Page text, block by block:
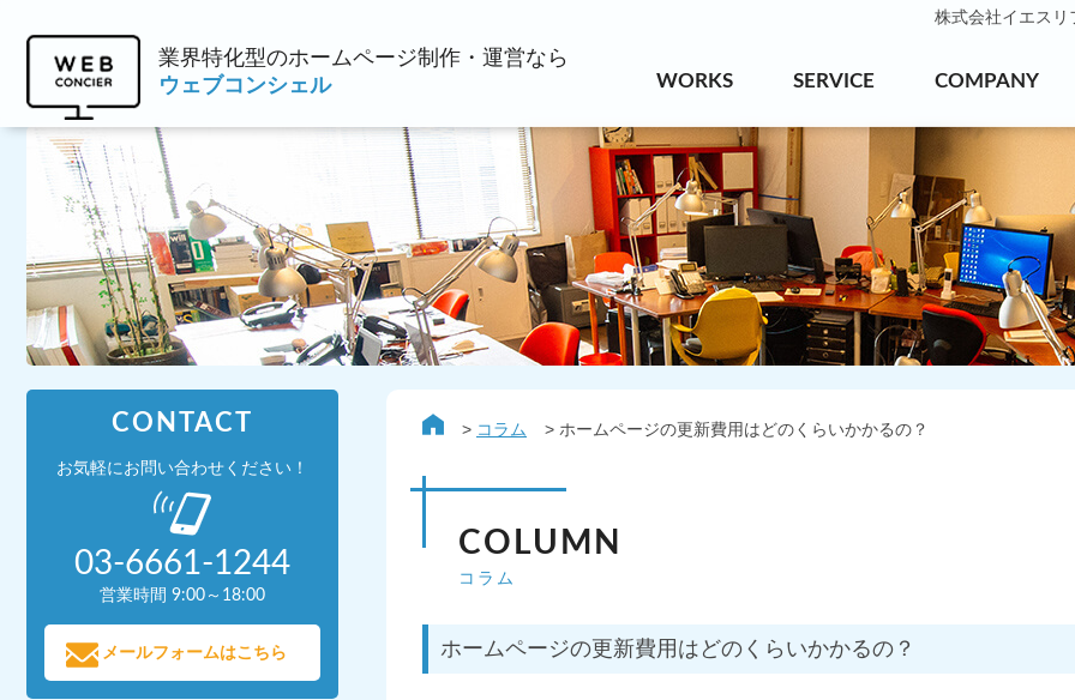
株式会社イエス
業界特化型のホームページ制作・運営なら
ウェブコンシェル
WORKS SERVICE COMPANY
コラム ホームページの更新費用はどのくらいかかるの？
COLUMN
コラム
ホームページの更新費用はどのくらいかかるの？
CONTACT
お気軽にお問い合わせください！
03-6661-1244
営業時間 9:00～18:00
メールフォームはこちら